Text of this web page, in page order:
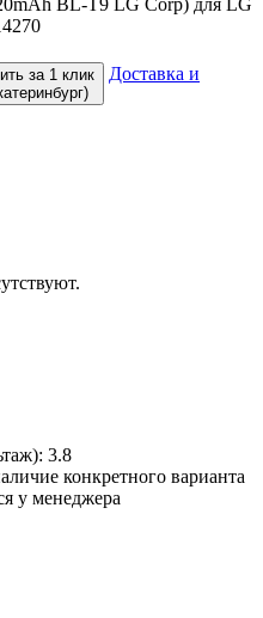
BL-T9 LG Corp) для LG
за 1 клик
Доставка и
3.8
конкретного варианта
у менеджера